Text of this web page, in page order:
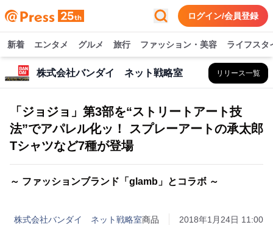
ログイン/会員登録
新着 エンタメ グルメ 旅行 ファッション・美容 ライフスタ
株式会社バンダイ ネット戦略室 リリース一覧
「ジョジョ」第3部を“ストリートアート技
法”でアパレル化ッ！ スプレーアートの承太郎
Tシャツなど7種が登場
～ ファッションブランド「glamb」とコラボ ～
株式会社バンダイ ネット戦略室商品 2018年1月24日 11:00